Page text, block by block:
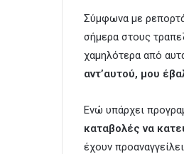
Σύμφωνα με
σήμερα στους
χαμηλότερα από
αντ’αυτού, μου
Ενώ υπάρχει
καταβολές να
έχουν